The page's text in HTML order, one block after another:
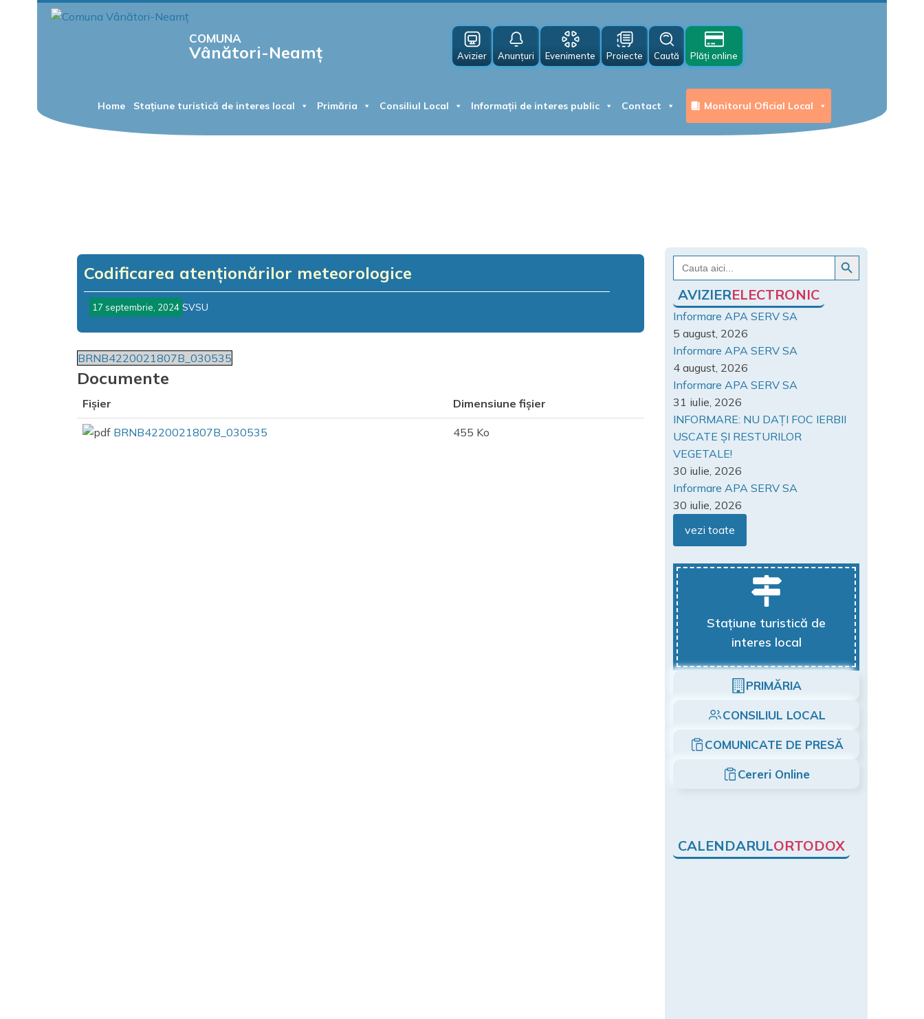
COMUNA
Vânători-Neamț Avizier Anunțuri Evenimente Proiecte Caută Plăți online
Home Stațiune turistică de interes local Primăria Consiliul Local Informații de interes public Contact Monitorul Oficial Local
Codificarea atenționărilor meteorologice
17 septembrie, 2024 SVSU
BRNB4220021807B_030535
Documente
Fișier Dimensiune fișier
BRNB4220021807B_030535 455 Ko
Search
for:
Search Button
AVIZIERELECTRONIC
Informare APA SERV SA
5 august, 2026
Informare APA SERV SA
4 august, 2026
Informare APA SERV SA
31 iulie, 2026
INFORMARE: NU DAȚI FOC IERBII
USCATE ȘI RESTURILOR
VEGETALE!
30 iulie, 2026
Informare APA SERV SA
30 iulie, 2026
vezi toate
Stațiune turistică de
interes local
PRIMĂRIA
CONSILIUL LOCAL
COMUNICATE DE PRESĂ
Cereri Online
CALENDARULORTODOX